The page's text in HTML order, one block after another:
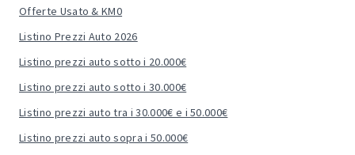
Offerte Usato & KM0
Listino Prezzi Auto 2026
Listino prezzi auto sotto i 20.000€
Listino prezzi auto sotto i 30.000€
Listino prezzi auto tra i 30.000€ e i 50.000€
Listino prezzi auto sopra i 50.000€